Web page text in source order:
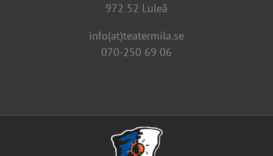
972 52 Luleå
info(at)teatermila.se
070-250 69 06